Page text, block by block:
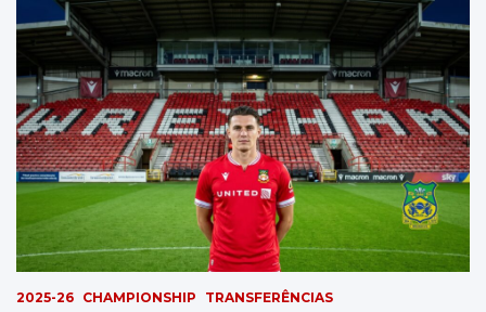
2025-26 CHAMPIONSHIP TRANSFERÊNCIAS